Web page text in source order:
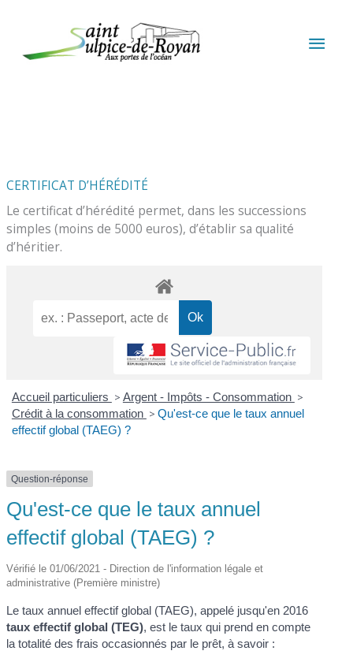
CERTIFICAT D’HÉRÉDITÉ
Le certificat d’hérédité permet, dans les successions
simples (moins de 5000 euros), d’établir sa qualité
d’héritier.
Accueil particuliers > Argent - Impôts - Consommation >
Crédit à la consommation > Qu'est-ce que le taux annuel
effectif global (TAEG) ?
Question-réponse
Qu'est-ce que le taux annuel
effectif global (TAEG) ?
Vérifié le 01/06/2021 - Direction de l'information légale et
administrative (Première ministre)
Le taux annuel effectif global (TAEG), appelé jusqu'en 2016
taux effectif global (TEG), est le taux qui prend en compte
la totalité des frais occasionnés par le prêt, à savoir :